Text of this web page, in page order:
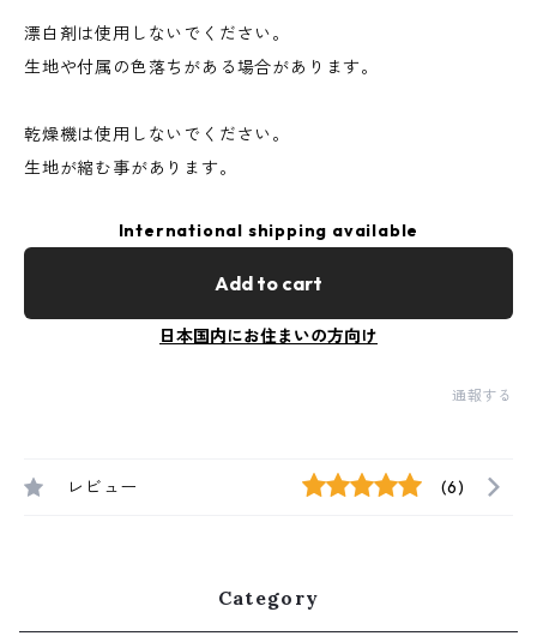
漂白剤は使用しないでください。
生地や付属の色落ちがある場合があります。
乾燥機は使用しないでください。
生地が縮む事があります。
International shipping available
Add to cart
日本国内にお住まいの方向け
通報する
レビュー (6)
Category